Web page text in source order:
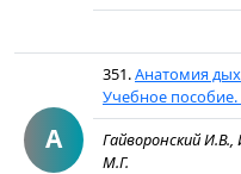
А
351.Анатомия
Учебное пособие.
Гайворонский
М.Г.